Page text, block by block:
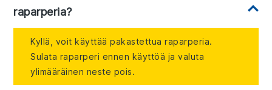
raparperia?
Kyllä, voit käyttää pakastettua raparperia.
Sulata raparperi ennen käyttöä ja valuta
ylimääräinen neste pois.